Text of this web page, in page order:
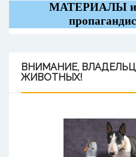
МАТЕРИАЛЫ
ВНИМАНИЕ,
ЖИВОТНЫХ!